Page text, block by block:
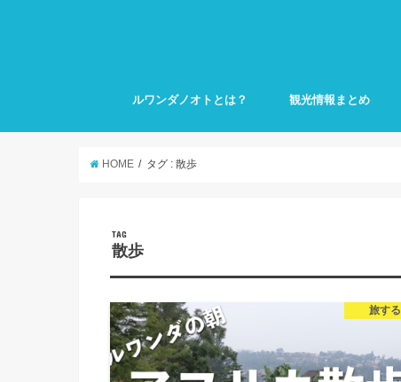
ルワンダノオトとは？ 観光情報まとめ
HOME タグ : 散歩
TAG
散歩
旅する